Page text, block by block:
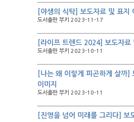
[야생의 식탁] 보도자료 및 표지
도서출판 부키 2023-11-17
[라이프 트렌드 2024] 보도자료
도서출판 부키 2023-10-11
[나는 왜 이렇게 피곤하게 살까]
이미지
도서출판 부키 2023-10-11
[진영을 넘어 미래를 그리다] 보